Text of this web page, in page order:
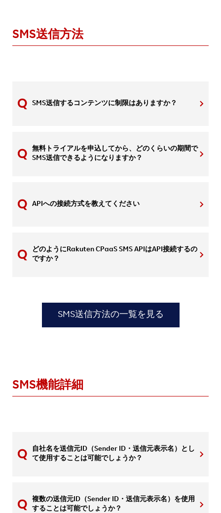
SMS送信方法
SMS送信するコンテンツに制限はありますか？
無料トライアルを申込してから、どのくらいの期間で
SMS送信できるようになりますか？
APIへの接続方式を教えてください
どのようにRakuten CPaaS SMS APIはAPI接続するの
ですか？
SMS送信方法の一覧を見る
SMS機能詳細
自社名を送信元ID（Sender ID・送信元表示名）とし
て使用することは可能でしょうか？
複数の送信元ID（Sender ID・送信元表示名）を使用
することは可能でしょうか？